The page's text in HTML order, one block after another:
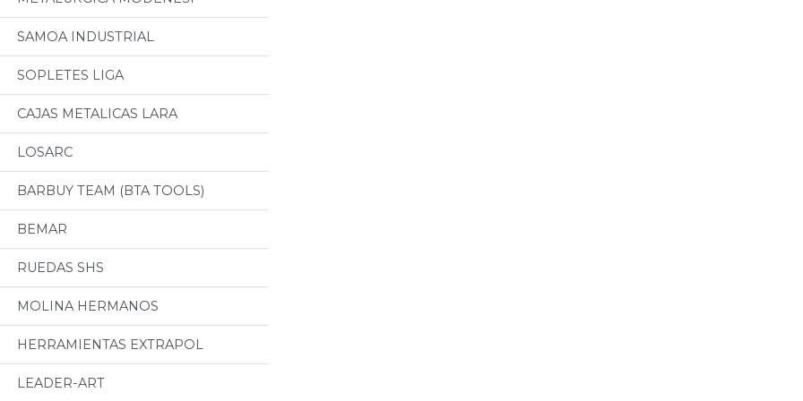
SAMOA INDUSTRIAL
SOPLETES LIGA
CAJAS METALICAS LARA
LOSARC
BARBUY TEAM (BTA TOOLS)
BEMAR
RUEDAS SHS
MOLINA HERMANOS
HERRAMIENTAS EXTRAPOL
LEADER-ART